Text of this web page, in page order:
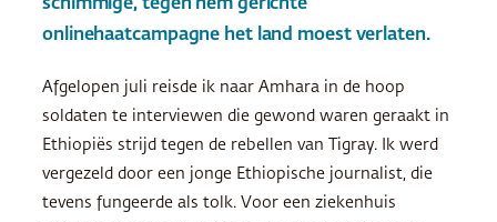
schimmige, tegen hem gerichte
onlinehaatcampagne het land moest verlaten.
Afgelopen juli reisde ik naar Amhara in de hoop
soldaten te interviewen die gewond waren geraakt in
Ethiopiës strijd tegen de rebellen van Tigray. Ik werd
vergezeld door een jonge Ethiopische journalist, die
tevens fungeerde als tolk. Voor een ziekenhuis